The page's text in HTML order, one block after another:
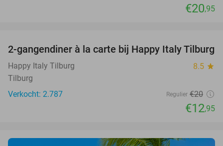
€20,95
35%
2-gangendiner à la carte bij Happy Italy Tilburg
Happy Italy Tilburg 8.5 star
Tilburg
Verkocht: 2.787
Regulier €20
€12,95